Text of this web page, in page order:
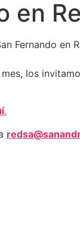
en
Fernando en
los
.